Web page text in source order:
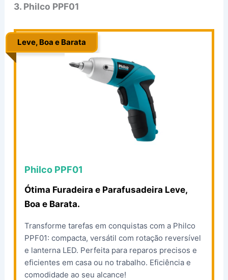
3. Philco PPF01
Leve, Boa e Barata
.
Philco PPF01
Ótima Furadeira e Parafusadeira Leve,
Boa e Barata.
Transforme tarefas em conquistas com a Philco
PPF01: compacta, versátil com rotação reversível
e lanterna LED. Perfeita para reparos precisos e
eficientes em casa ou no trabalho. Eficiência e
comodidade ao seu alcance!